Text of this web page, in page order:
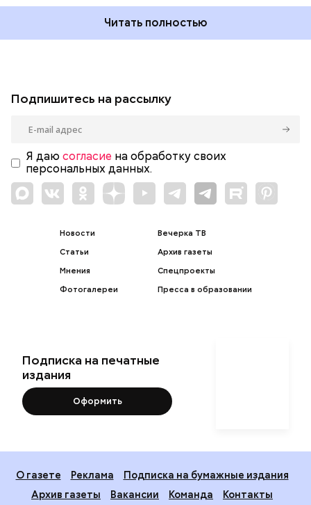
Читать полностью
Подпишитесь на рассылку
Я даю согласие на обработку своих
персональных данных.
Новости
Статьи
Мнения
Фотогалереи
Вечерка ТВ
Архив газеты
Спецпроекты
Пресса в образовании
Подписка на печатные
издания
Оформить
О газете Реклама
Подписка на бумажные издания
Архив газеты
Вакансии Команда
Контакты